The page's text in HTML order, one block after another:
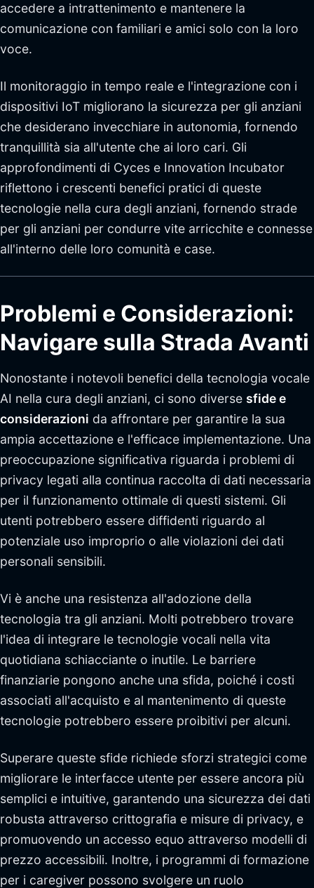
accedere a intrattenimento e mantenere la
comunicazione con familiari e amici solo con la loro
voce.
Il monitoraggio in tempo reale e l'integrazione con i
dispositivi IoT migliorano la sicurezza per gli anziani
che desiderano invecchiare in autonomia, fornendo
tranquillità sia all'utente che ai loro cari. Gli
approfondimenti di Cyces e Innovation Incubator
riflettono i crescenti benefici pratici di queste
tecnologie nella cura degli anziani, fornendo strade
per gli anziani per condurre vite arricchite e connesse
all'interno delle loro comunità e case.
Problemi e Considerazioni:
Navigare sulla Strada Avanti
Nonostante i notevoli benefici della tecnologia vocale
AI nella cura degli anziani, ci sono diverse sfide e
considerazioni da affrontare per garantire la sua
ampia accettazione e l'efficace implementazione. Una
preoccupazione significativa riguarda i problemi di
privacy legati alla continua raccolta di dati necessaria
per il funzionamento ottimale di questi sistemi. Gli
utenti potrebbero essere diffidenti riguardo al
potenziale uso improprio o alle violazioni dei dati
personali sensibili.
Vi è anche una resistenza all'adozione della
tecnologia tra gli anziani. Molti potrebbero trovare
l'idea di integrare le tecnologie vocali nella vita
quotidiana schiacciante o inutile. Le barriere
finanziarie pongono anche una sfida, poiché i costi
associati all'acquisto e al mantenimento di queste
tecnologie potrebbero essere proibitivi per alcuni.
Superare queste sfide richiede sforzi strategici come
migliorare le interfacce utente per essere ancora più
semplici e intuitive, garantendo una sicurezza dei dati
robusta attraverso crittografia e misure di privacy, e
promuovendo un accesso equo attraverso modelli di
prezzo accessibili. Inoltre, i programmi di formazione
per i caregiver possono svolgere un ruolo